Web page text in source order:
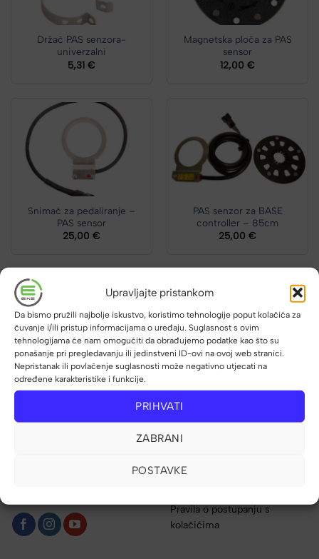
Upravljajte pristankom
Da bismo pružili najbolje iskustvo, koristimo tehnologije poput kolačića za
čuvanje i/ili pristup informacijama o uređaju. Suglasnost s ovim
tehnologijama će nam omogućiti da obrađujemo podatke kao što su
ponašanje pri pregledavanju ili jedinstveni ID-ovi na ovoj web stranici.
Nepristanak ili povlačenje suglasnosti može negativno utjecati na
određene karakteristike i funkcije.
PRIHVATI
ZABRANI
POSTAVKE
Držač PAS senzora-
univerzalni
5,31 €
Magnetska ploča za PAS
sensor
12,00 €
Snimač za pedaliranje –
PAS sensor
25,00 €
PAS senzor za BASE
controller – 85cm
25,00 €
Informacije
O nama
Izložbeni saloni
Poslovni partneri
Za kupce
Uvjeti poslovanja
Načini plaćanja
Pravna napomena
Sigurnost online plaćanja
Pravila o postupanju s
kolačićima